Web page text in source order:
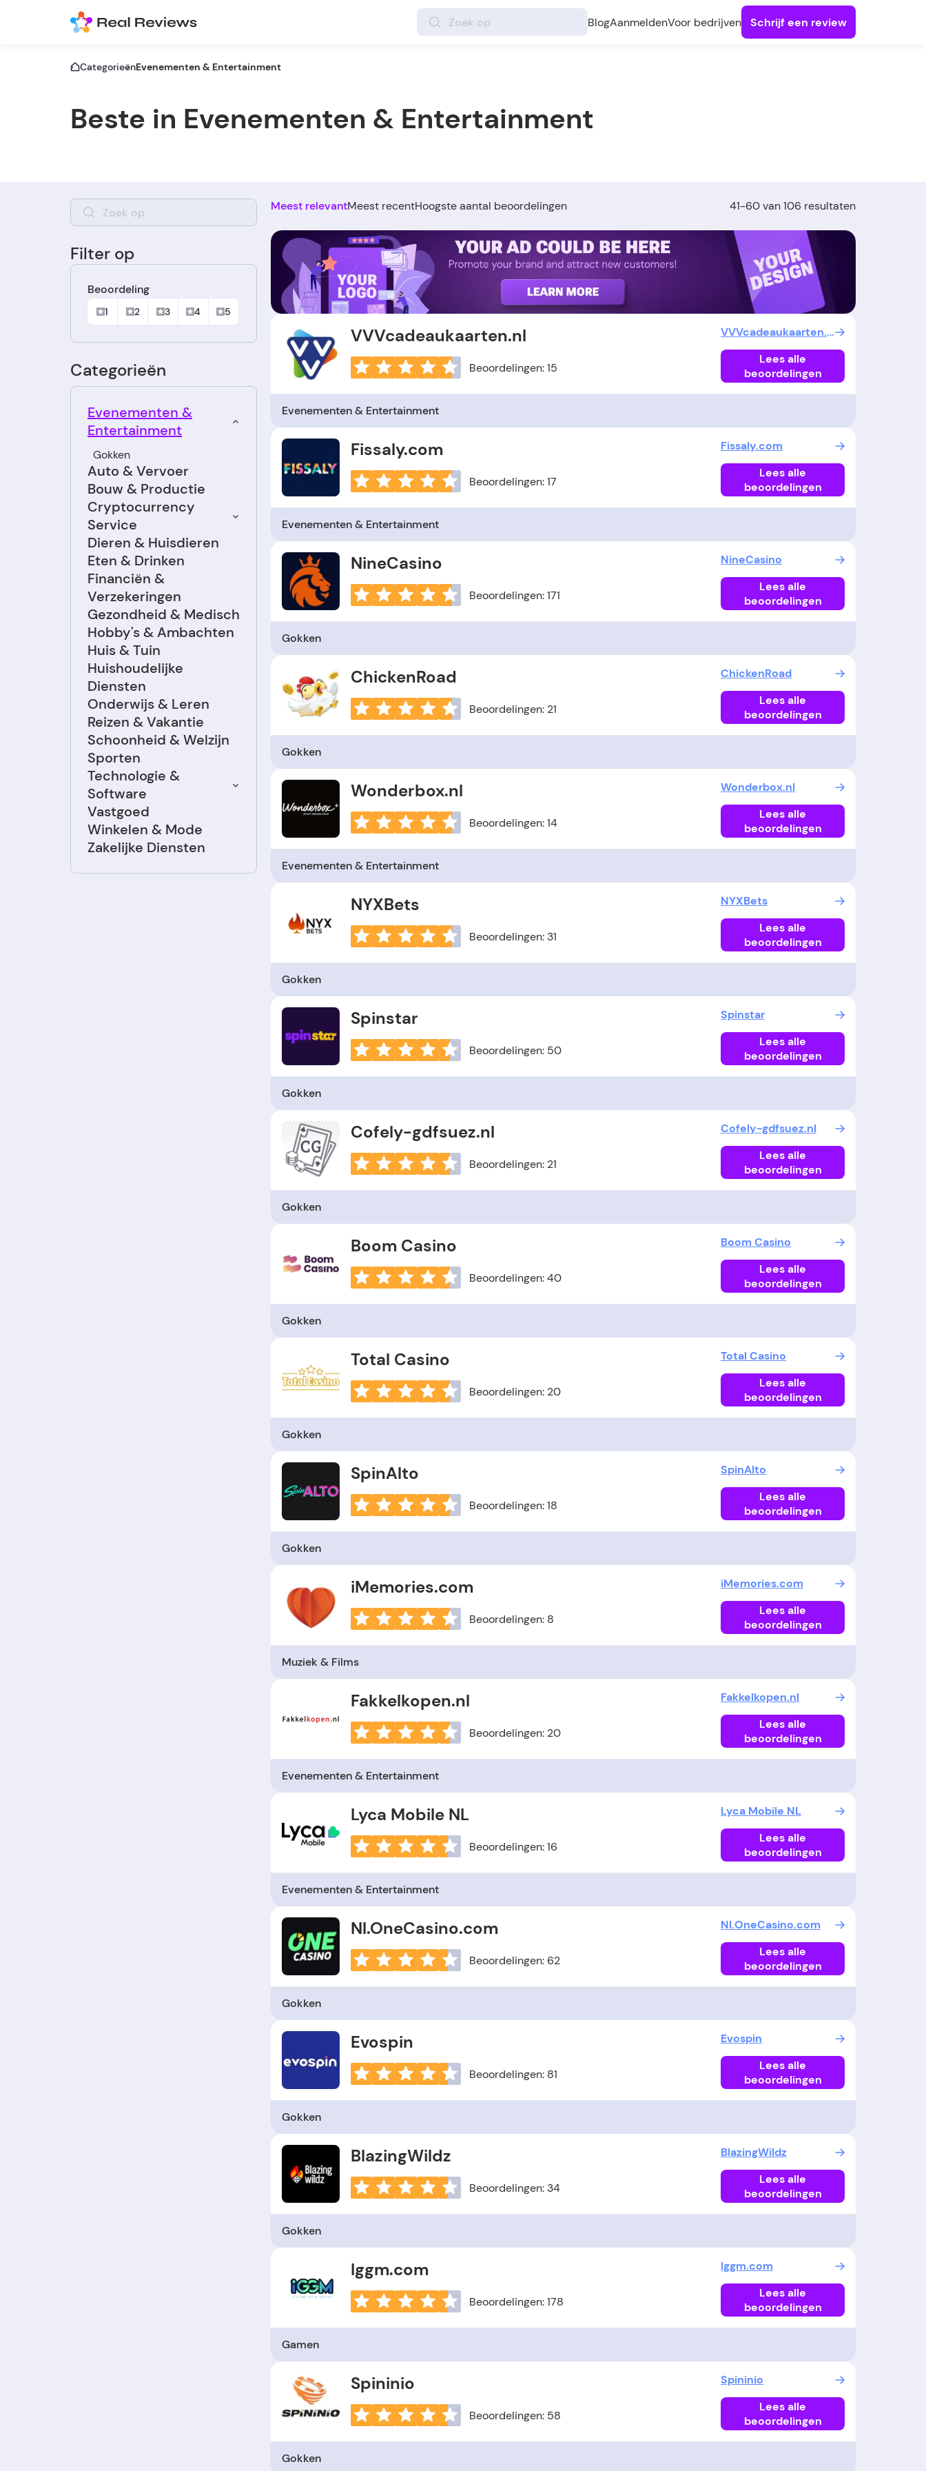
BlogAanmeldenVoor bedrijven Schrijf een review
CategorieënEvenementen & Entertainment
Beste in Evenementen & Entertainment
Filter op
Beoordeling
1 2 3 4 5
Categorieën
Auto & Vervoer
Bouw & Productie
Cryptocurrency
Service
Dieren & Huisdieren
Eten & Drinken
Evenementen &
Entertainment
Gokken
Financiën &
Verzekeringen
Gezondheid & Medisch
Hobby's & Ambachten
Huis & Tuin
Huishoudelijke
Diensten
Onderwijs & Leren
Reizen & Vakantie
Schoonheid & Welzijn
Sporten
Technologie &
Software
Vastgoed
Winkelen & Mode
Zakelijke Diensten
Meest relevantMeest recentHoogste aantal beoordelingen 41-60 van 106 resultaten
VVVcadeaukaarten.nl
Beoordelingen: 15
VVVcadeaukaarten.nl
Lees alle
beoordelingen
Evenementen & Entertainment
Fissaly.com
Beoordelingen: 17
Fissaly.com
Lees alle
beoordelingen
Evenementen & Entertainment
NineCasino
Beoordelingen: 171
NineCasino
Lees alle
beoordelingen
Gokken
ChickenRoad
Beoordelingen: 21
ChickenRoad
Lees alle
beoordelingen
Gokken
Wonderbox.nl
Beoordelingen: 14
Wonderbox.nl
Lees alle
beoordelingen
Evenementen & Entertainment
NYXBets
Beoordelingen: 31
NYXBets
Lees alle
beoordelingen
Gokken
Spinstar
Beoordelingen: 50
Spinstar
Lees alle
beoordelingen
Gokken
Cofely-gdfsuez.nl
Beoordelingen: 21
Cofely-gdfsuez.nl
Lees alle
beoordelingen
Gokken
Boom Casino
Beoordelingen: 40
Boom Casino
Lees alle
beoordelingen
Gokken
Total Casino
Beoordelingen: 20
Total Casino
Lees alle
beoordelingen
Gokken
SpinAlto
Beoordelingen: 18
SpinAlto
Lees alle
beoordelingen
Gokken
iMemories.com
Beoordelingen: 8
iMemories.com
Lees alle
beoordelingen
Muziek & Films
Fakkelkopen.nl
Beoordelingen: 20
Fakkelkopen.nl
Lees alle
beoordelingen
Evenementen & Entertainment
Lyca Mobile NL
Beoordelingen: 16
Lyca Mobile NL
Lees alle
beoordelingen
Evenementen & Entertainment
Nl.OneCasino.com
Beoordelingen: 62
Nl.OneCasino.com
Lees alle
beoordelingen
Gokken
Evospin
Beoordelingen: 81
Evospin
Lees alle
beoordelingen
Gokken
BlazingWildz
Beoordelingen: 34
BlazingWildz
Lees alle
beoordelingen
Gokken
Iggm.com
Beoordelingen: 178
Iggm.com
Lees alle
beoordelingen
Gamen
Spininio
Beoordelingen: 58
Spininio
Lees alle
beoordelingen
Gokken